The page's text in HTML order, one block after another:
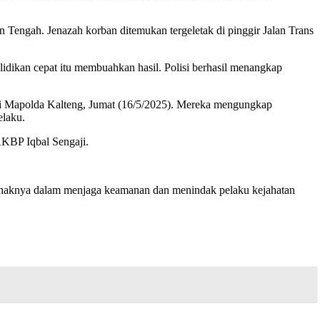
Jenazah korban ditemukan tergeletak di pinggir Jalan Trans
cepat itu membuahkan hasil. Polisi berhasil menangkap
Kalteng, Jumat (16/5/2025). Mereka mengungkap
Iqbal Sengaji.
dalam menjaga keamanan dan menindak pelaku kejahatan